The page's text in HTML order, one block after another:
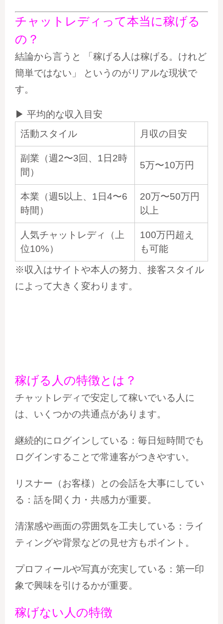
チャットレディって本当に稼げる
の？
結論から言うと 「稼げる人は稼げる。けれど
簡単ではない」 というのがリアルな現状で
す。
▶ 平均的な収入目安
活動スタイル
月収の目安
副業（週2〜3回、1日2時
間）
5万〜10万円
本業（週5以上、1日4〜6
時間）
20万〜50万円
以上
人気チャットレディ（上
位10%）
100万円超え
も可能
※収入はサイトや本人の努力、接客スタイル
によって大きく変わります。
稼げる人の特徴とは？
チャットレディで安定して稼いでいる人に
は、いくつかの共通点があります。
継続的にログインしている：毎日短時間でも
ログインすることで常連客がつきやすい。
リスナー（お客様）との会話を大事にしてい
る：話を聞く力・共感力が重要。
清潔感や画面の雰囲気を工夫している：ライ
ティングや背景などの見せ方もポイント。
プロフィールや写真が充実している：第一印
象で興味を引けるかが重要。
稼げない人の特徴